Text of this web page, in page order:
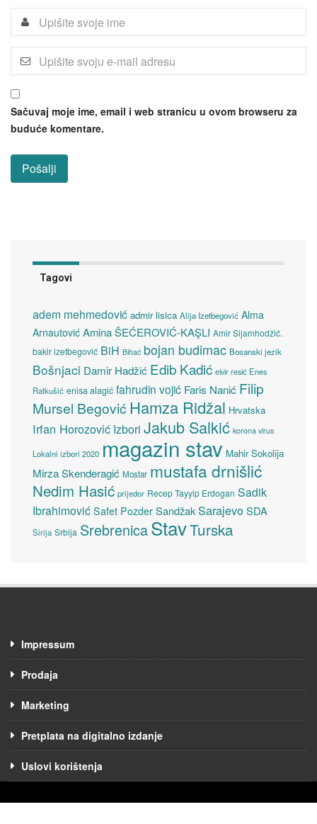
Sačuvaj moje ime, email i web stranicu u ovom browseru za
buduće komentare.
Tagovi
adem mehmedović admir lisica Alija Izetbegović Alma
Arnautović Amina ŠEĆEROVIĆ-KAŞLI Amir Sijamhodžić.
bakir izetbegović BiH Bihać bojan budimac Bosanski jezik
Bošnjaci Damir Hadžić Edib Kadić elvir resić Enes
Ratkušić enisa alagić fahrudin vojić Faris Nanić Filip
Mursel Begović Hamza Ridžal Hrvatska
Irfan Horozović Izbori Jakub Salkić korona virus
Lokalni izbori 2020 magazin stav Mahir Sokolija
Mirza Skenderagić Mostar mustafa drnišlić
Nedim Hasić prijedor Recep Tayyip Erdogan Sadik
Ibrahimović Safet Pozder SandžakSarajevoSDA
Sirija Srbija SrebrenicaStavTurska
Impressum
Prodaja
Marketing
Pretplata na digitalno izdanje
Uslovi korištenja